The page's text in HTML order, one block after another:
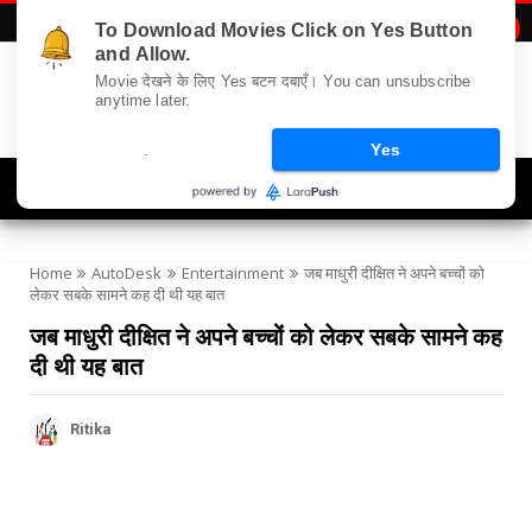
Home AutoDesk Entertainment
जब माधुरी दीक्षित ने अपने बच्चों को
लेकर सबके सामने कह दी थी यह बात
जब माधुरी दीक्षित ने अपने बच्चों को लेकर सबके सामने कह
दी थी यह बात
Ritika
To Download Movies Click on Yes Button
and Allow.
Movie देखने के लिए Yes बटन दबाएँ। You can unsubscribe
anytime later.
Yes